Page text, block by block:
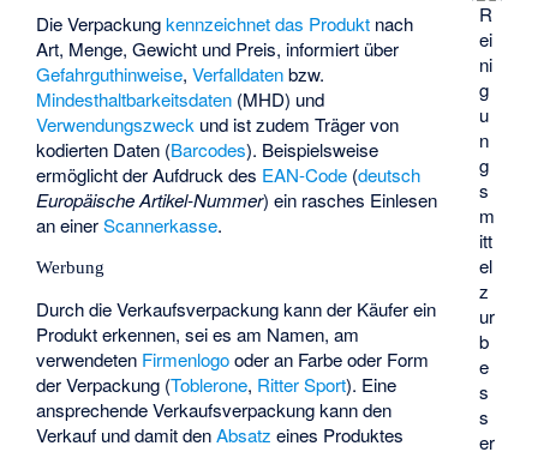
R
ei
ni
g
u
n
g
s
m
itt
el
z
ur
b
e
s
s
er
Die Verpackungkennzeichnet das Produkt nach
Art, Menge, Gewicht und Preis, informiert über
Gefahrguthinweise,Verfalldatenbzw.
Mindesthaltbarkeitsdaten (MHD) und
Verwendungszweck und ist zudem Träger von
kodierten Daten (Barcodes). Beispielsweise
ermöglicht der Aufdruck des EAN-Code (deutsch
Europäische Artikel-Nummer) ein rasches Einlesen
an einerScannerkasse.
Werbung
Durch die Verkaufsverpackung kann der Käufer ein
Produkt erkennen, sei es am Namen, am
verwendeten Firmenlogooder an Farbe oder Form
der Verpackung (Toblerone, Ritter Sport). Eine
ansprechende Verkaufsverpackung kann den
Verkauf und damit denAbsatz eines Produktes